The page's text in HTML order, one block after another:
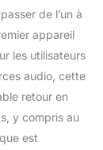
de l’un à
appareil
les utilisateurs
audio, cette
retour en
y compris au
est